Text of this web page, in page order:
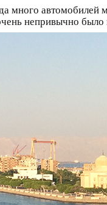
много автомобилей
непривычно